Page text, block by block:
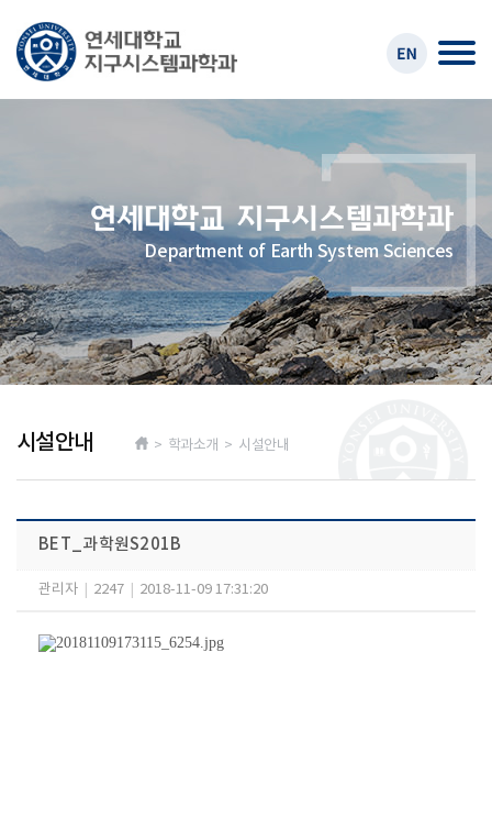
Department of Earth System Sciences
시설안내 > 학과소개 > 시설안내
BET_과학원S201B
관리자 2247 2018-11-09 17:31:20